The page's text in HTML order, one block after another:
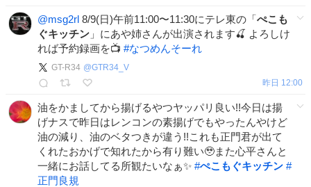
@msg2rl 8/9(日)午前11:00〜11:30にテレ東の「ぺこも
ぐキッチン 」にあや姉さんが出演されます🍒 よろしけ
れば予約録画を📺 #なつめんそーれ
GT-R34 @GTR34_V
昨日 12:00
油をかましてから揚げるやつヤッパリ良い!!今日は揚
げナスで昨日はレンコンの素揚げでもやったんやけど
油の減り、油のベタつきが違う!!これも正門君が出て
くれたおかげで知れたから有り難い🥹また心平さんと
一緒にお話してる所観たいなぁ✨ #ぺこもぐキッチン #
正門良規